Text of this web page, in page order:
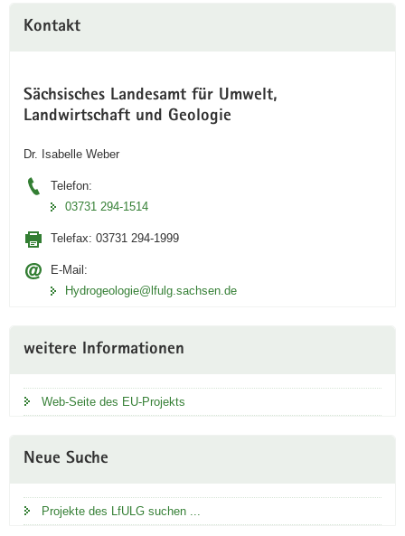
Booklets.
Kontakt
Sächsisches Landesamt für Umwelt,
Landwirtschaft und Geologie
Dr. Isabelle Weber
Telefon:
03731 294-1514
Telefax: 03731 294-1999
E-Mail:
Hydrogeologie­@lfulg.sachsen.de
weitere Informationen
Web-Seite des EU-Projekts
Neue Suche
Projekte des LfULG suchen ...